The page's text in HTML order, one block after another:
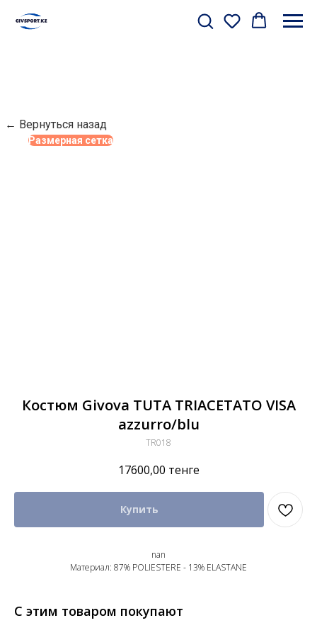
← Вернуться назад
Размерная сетка
Костюм Givova TUTA TRIACETATO VISA
azzurro/blu
TR018
17600,00 тенге
Купить
nan
Материал: 87% POLIESTERE - 13% ELASTANE
С этим товаром покупают